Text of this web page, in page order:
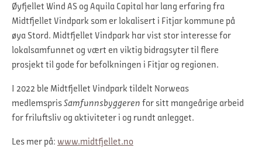
Øyfjellet Wind AS og Aquila Capital har lang erfaring fra
Midtfjellet Vindpark som er lokalisert i Fitjar kommune på
øya Stord. Midtfjellet Vindpark har vist stor interesse for
lokalsamfunnet og vært en viktig bidragsyter til flere
prosjekt til gode for befolkningen i Fitjar og regionen.
I 2022 ble Midtfjellet Vindpark tildelt Norweas
medlemsprisSamfunnsbyggeren for sitt mangeårige arbeid
for friluftsliv og aktiviteter i og rundt anlegget.
Les mer på: www.midtfjellet.no